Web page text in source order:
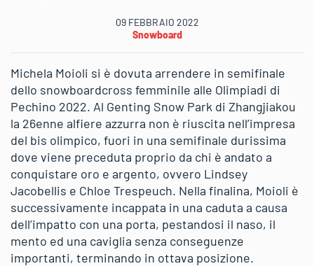
09 FEBBRAIO 2022
Snowboard
Michela Moioli si è dovuta arrendere in semifinale
dello snowboardcross femminile alle Olimpiadi di
Pechino 2022. Al Genting Snow Park di Zhangjiakou
la 26enne alfiere azzurra non è riuscita nell’impresa
del bis olimpico, fuori in una semifinale durissima
dove viene preceduta proprio da chi è andato a
conquistare oro e argento, ovvero Lindsey
Jacobellis e Chloe Trespeuch. Nella finalina, Moioli è
successivamente incappata in una caduta a causa
dell’impatto con una porta, pestandosi il naso, il
mento ed una caviglia senza conseguenze
importanti, terminando in ottava posizione.